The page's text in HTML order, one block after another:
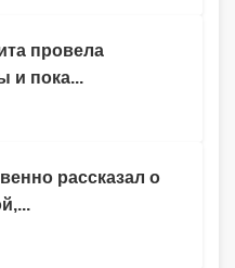
рассказал о
провела
и пока...